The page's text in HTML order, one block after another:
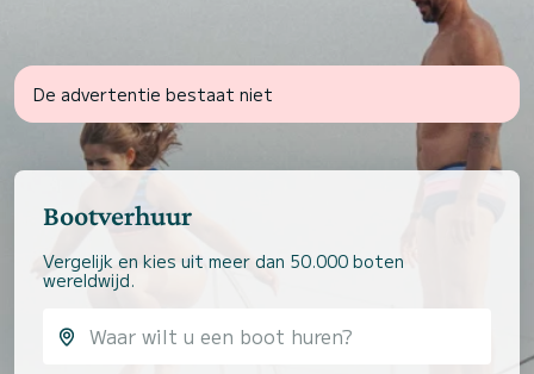
De advertentie bestaat niet
Bootverhuur
Vergelijk en kies uit meer dan 50.000 boten
wereldwijd.